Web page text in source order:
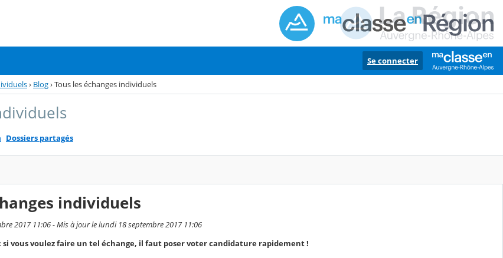
Se connecter
› Blog›Tous les échanges individuels
Dossiers partagés
individuels
2017 11:06 - Mis à jour le lundi 18 septembre 2017 11:06
vous voulez faire un tel échange, il faut poser voter candidature rapidement !